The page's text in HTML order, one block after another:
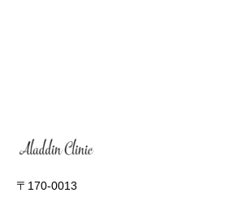
〒170-0013